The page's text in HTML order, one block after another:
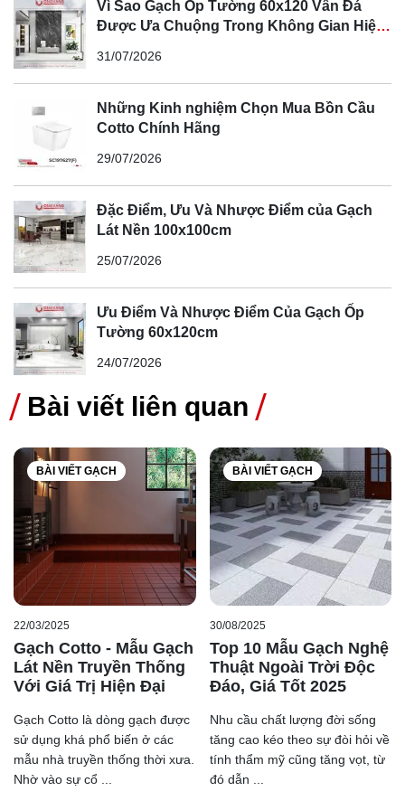
nhiên từ đất sét nung, màu này rất khó phai ngay cả khi
ốp lát ở ngoài trời, đối diện với thời tiết nắng, mưa,
gió… mẫu gạch này vẫn rất khó bị phai màu.
3.5 Giá thị thẩm mỹ cao
Mặc dù là dòng gạch truyền thống nhưng gạch Cotto vẫn
khoát lên mình 1 vẻ đẹp riêng biệt, không đại trà và rất
nhẹ nhàng. Mẫu gạch này thật sự là một lựa chọn hoàn
hảo cho các công trình mang kiến trúc cổ xưa. Hơn thế,
với các công trình hiện đại ngày nay, gạch Cotto vẫn còn
được dùng để tạo điểm nhấn đặc biệt cho không gian
kiến trúc.
3.6 Gạch Cotto Prime đa dạng mẫu mã
Mặc dù chỉ là 1 dòng gạch Cotto màu cam đất nhưng
dòng gạch này lại có rất nhiều mẫu mã khác nhau, sự
khác nhau chủ yếu đến từ bề mặt. Có những mẫu bề mặt
sẽ là trơn, nhiều đường nét, hình học cho đến hoa văn…
Vì Sao Gạch Ốp Tường 60x120 Vân Đá
Được Ưa Chuộng Trong Không Gian Hiện
31/07/2026
Những Kinh nghiệm Chọn Mua Bồn Cầu
Cotto Chính Hãng
29/07/2026
Đặc Điểm, Ưu Và Nhược Điểm của Gạch
Lát Nền 100x100cm
25/07/2026
Ưu Điểm Và Nhược Điểm Của Gạch Ốp
Tường 60x120cm
24/07/2026
Bài viết liên quan
BÀI VIẾT GẠCH
22/03/2025
Gạch Cotto - Mẫu Gạch
Lát Nền Truyền Thống
Với Giá Trị Hiện Đại
Gạch Cotto là dòng gạch được
sử dụng khá phổ biến ở các
mẫu nhà truyền thống thời xưa.
Nhờ vào sự cổ ...
BÀI VIẾT GẠCH
30/08/2025
Top 10 Mẫu Gạch Nghệ
Thuật Ngoài Trời Độc
Đáo, Giá Tốt 2025
Nhu cầu chất lượng đời sống
tăng cao kéo theo sự đòi hỏi về
tính thẩm mỹ cũng tăng vọt, từ
đó dẫn ...